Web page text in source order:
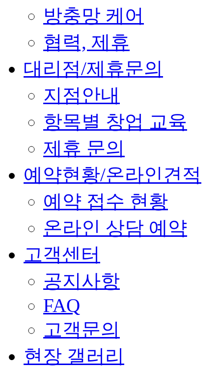
방충망 케어
협력, 제휴
대리점/제휴문의
지점안내
항목별 창업 교육
제휴 문의
예약현황/온라인견적
예약 접수 현황
온라인 상담 예약
고객센터
공지사항
FAQ
고객문의
현장 갤러리